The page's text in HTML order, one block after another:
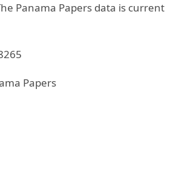
Panama Papers data is current
Papers